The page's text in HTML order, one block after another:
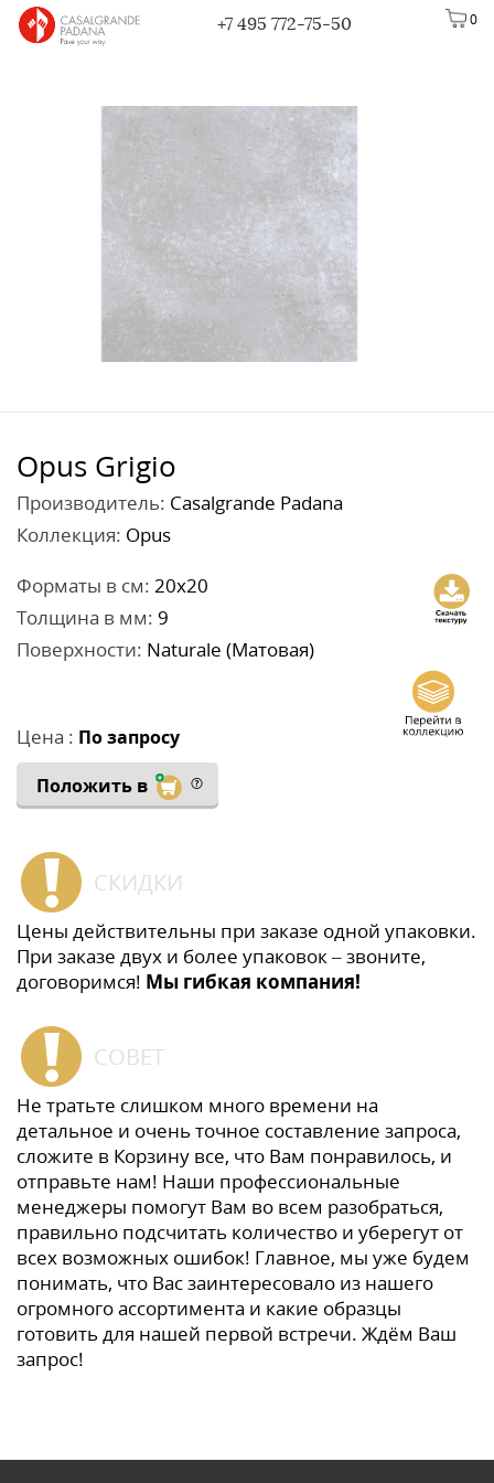
0
+7 495 772-75-50
Opus Grigio
Производитель: Casalgrande Padana
Коллекция: Opus
Форматы в см: 20x20
Толщина в мм: 9
Поверхности: Naturale (Матовая)
Цена : По запросу
Положить в
СКИДКИ
Цены действительны при заказе одной упаковки.
При заказе двух и более упаковок – звоните,
договоримся! Мы гибкая компания!
СОВЕТ
Не тратьте слишком много времени на
детальное и очень точное составление запроса,
сложите в Корзину все, что Вам понравилось, и
отправьте нам! Наши профессиональные
менеджеры помогут Вам во всем разобраться,
правильно подсчитать количество и уберегут от
всех возможных ошибок! Главное, мы уже будем
понимать, что Вас заинтересовало из нашего
огромного ассортимента и какие образцы
готовить для нашей первой встречи. Ждём Ваш
запрос!